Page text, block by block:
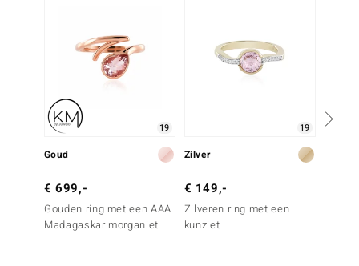
Collection
19
Goud
€ 699,-
Gouden ring met een AAA
Madagaskar morganiet
19
Zilver
€ 149,-
Zilveren ring met een
kunziet